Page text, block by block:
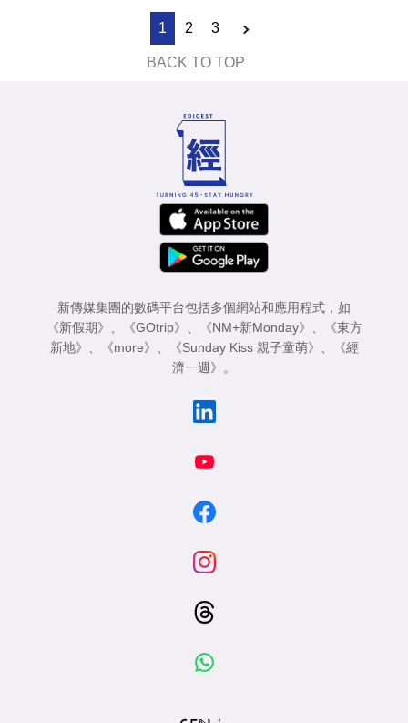
1 2 3
BACK TO TOP
新傳媒集團的數碼平台包括多個網站和應用程式，如
《新假期》 、 《GOtrip》 、 《NM+新Monday》 、
《東方
新地》 、 《more》 、 《Sunday Kiss 親子童萌》 、
《經
濟一週》 。